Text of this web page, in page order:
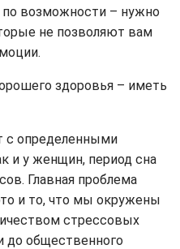
по возможности – нужно
не позволяют вам
здоровья – иметь
определенными
и у женщин, период сна
Главная проблема
и то, что мы окружены
стрессовых
до общественного